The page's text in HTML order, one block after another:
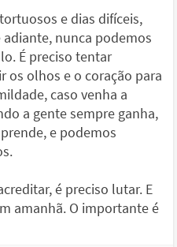
e dias difíceis,
nunca podemos
É preciso tentar
os olhos e o coração para
caso venha a
a gente sempre ganha,
e podemos
é preciso lutar. E
amanhã. O importante é